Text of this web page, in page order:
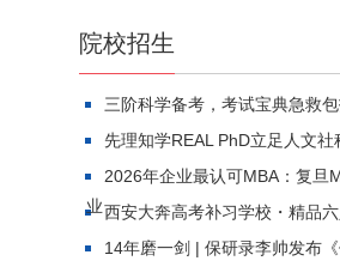
院校招生
三阶科学备考，考试宝典急救
先理知学REAL PhD立足人文社
2026年企业最认可MBA：复旦
业西安大奔高考补习学校・精品
14年磨一剑 | 保研录李帅发布